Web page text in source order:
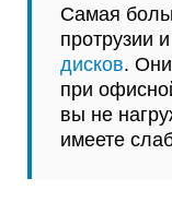
Самая
протрузии и
дисков.
при
вы не
имеете